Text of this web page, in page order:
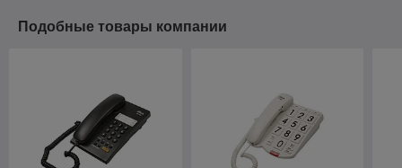
Подобные товары компании